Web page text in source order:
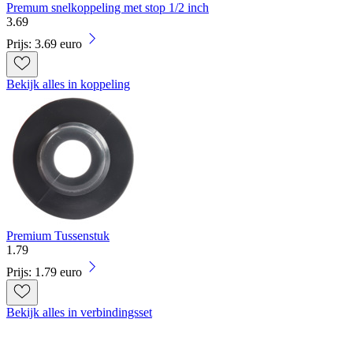
Premum snelkoppeling met stop 1/2 inch
3.69
Prijs: 3.69 euro
Bekijk alles in koppeling
Premium Tussenstuk
1 .79
Prijs: 1.79 euro
Bekijk alles in verbindingsset